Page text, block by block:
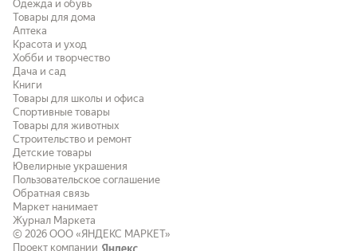
Одежда и обувь
Товары для дома
Аптека
Красота и уход
Хобби и творчество
Дача и сад
Книги
Товары для школы и офиса
Спортивные товары
Товары для животных
Строительство и ремонт
Детские товары
Ювелирные украшения
Пользовательское соглашение
Обратная связь
Маркет нанимает
Журнал Маркета
© 2026 ООО «ЯНДЕКС МАРКЕТ»
Проект компании